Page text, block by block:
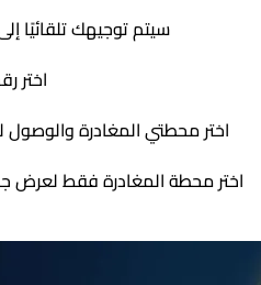
سيتم توجيهك تلقائيًا
اختر
اختر محطتي المغادرة والوصول
اختر محطة المغادرة فقط لعرض